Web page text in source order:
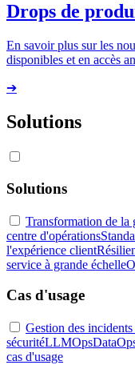
Drops de
En savoir plus sur les
disponibles et en accès
➔
Solutions
Solutions
Transformation de la
centre d'opérations
l'expérience client
service à grande échelle
Cas d'usage
Gestion des incidents
sécuritéLLMOps
cas d'usage